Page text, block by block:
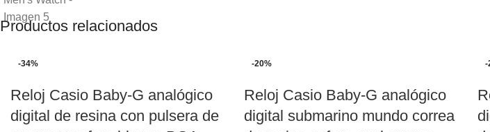
Productos relacionados
-34%
Reloj Casio Baby-G analógico
digital de resina con pulsera de
-20%
Reloj Casio Baby-G analógico
digital submarino mundo correa
-